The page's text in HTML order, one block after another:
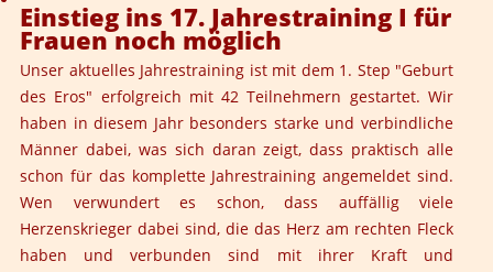
Einstieg ins 17. Jahrestraining I für
Frauen noch möglich
Unser aktuelles Jahrestraining ist mit dem 1. Step "Geburt
des Eros" erfolgreich mit 42 Teilnehmern gestartet. Wir
haben in diesem Jahr besonders starke und verbindliche
Männer dabei, was sich daran zeigt, dass praktisch alle
schon für das komplette Jahrestraining angemeldet sind.
Wen verwundert es schon, dass auffällig viele
Herzenskrieger dabei sind, die das Herz am rechten Fleck
haben und verbunden sind mit ihrer Kraft und